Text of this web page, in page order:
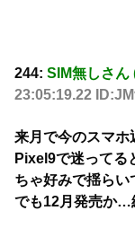
244: SIM無しさん
23:05:19.22
来月で今のスマホ
Pixel9で迷ってる
ちゃ好みで揺らい
でも12月発売か…